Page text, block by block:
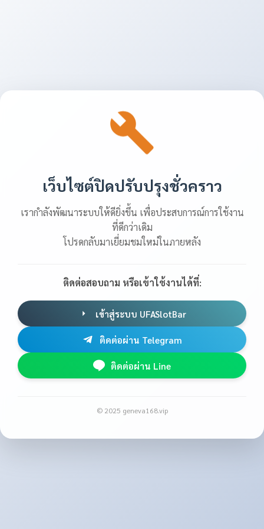
เว็บไซต์ปิดปรับปรุงชั่วคราว
เรากำลังพัฒนาระบบให้ดียิ่งขึ้น เพื่อประสบการณ์การใช้งาน
ที่ดีกว่าเดิม
โปรดกลับมาเยี่ยมชมใหม่ในภายหลัง
ติดต่อสอบถาม หรือเข้าใช้งานได้ที่:
เข้าสู่ระบบ UFASlotBar
ติดต่อผ่าน Telegram
ติดต่อผ่าน Line
© 2025 geneva168.vip